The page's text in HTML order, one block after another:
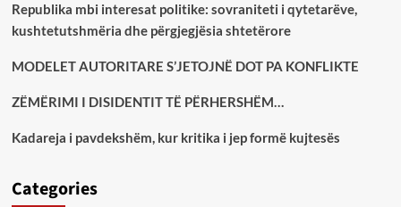
Republika mbi interesat politike: sovraniteti i qytetarëve,
kushtetutshmëria dhe përgjegjësia shtetërore
MODELET AUTORITARE S’JETOJNË DOT PA KONFLIKTE
ZËMËRIMI I DISIDENTIT TË PËRHERSHËM…
Kadareja i pavdekshëm, kur kritika i jep formë kujtesës
Categories